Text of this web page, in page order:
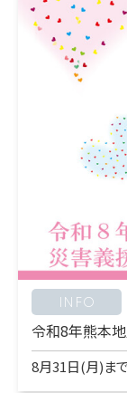
INFO
令和8年熊本
8月31日(月)まで